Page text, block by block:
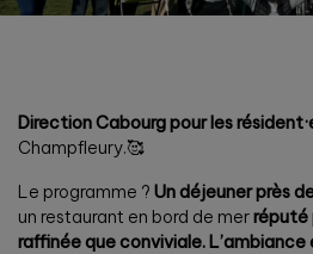
Direction Cabourg pour les
Champfleury.🥰
Le programme ? Un déjeuner près
un restaurant en bord de merréputé
raffinée que conviviale.